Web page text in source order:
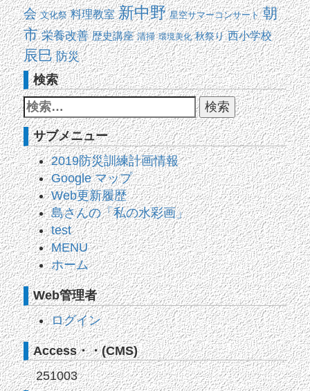
会 文化祭 料理教室 新中野 星空サマーコンサート 朝
市 栄養改善 歴史講座 清掃 環境美化 秋祭り 西小学校
辰巳 防災
検索
サブメニュー
2019防災訓練計画情報
Google マップ
Web更新履歴
島さんの「私の水彩画」
test
MENU
ホーム
Web管理者
ログイン
Access・・(CMS)
251003